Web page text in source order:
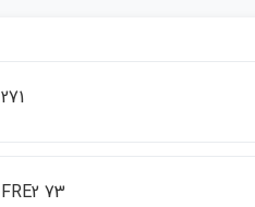
271
FRE2 73